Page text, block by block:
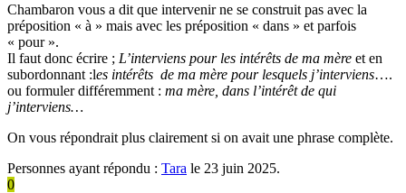
Chambaron vous a dit que intervenir ne se construit pas avec la
préposition « à » mais avec les préposition « dans » et parfois
« pour ».
Il faut donc écrire ; L’interviens pour les intérêts de ma mère et en
subordonnant :les intérêts de ma mère pour lesquels j’interviens….
ou formuler différemment : ma mère, dans l’intérêt de qui
j’interviens…
On vous répondrait plus clairement si on avait une phrase complète.
Personnes ayant répondu : Tara le 23 juin 2025.
0